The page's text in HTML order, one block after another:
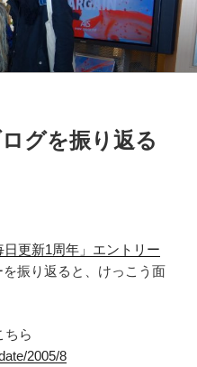
グを振り返る
更新1周年」エントリー
を振り返ると、けっこう面
ちら
2005/8